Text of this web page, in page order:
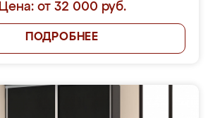
Цена: от 32 000 руб.
ПОДРОБНЕЕ